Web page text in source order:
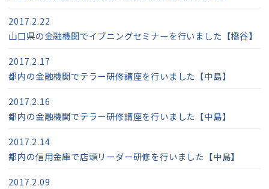
山口県の金融機関でイブニングセミナーを行いました【橋谷】
2017.2.22
都内の金融機関でテラー研修講座を行いました【中島】
2017.2.17
都内の金融機関でテラー研修講座を行いました【中島】
2017.2.16
都内の信用金庫で店頭リーダー研修を行いました【中島】
2017.2.14
2017.2.09